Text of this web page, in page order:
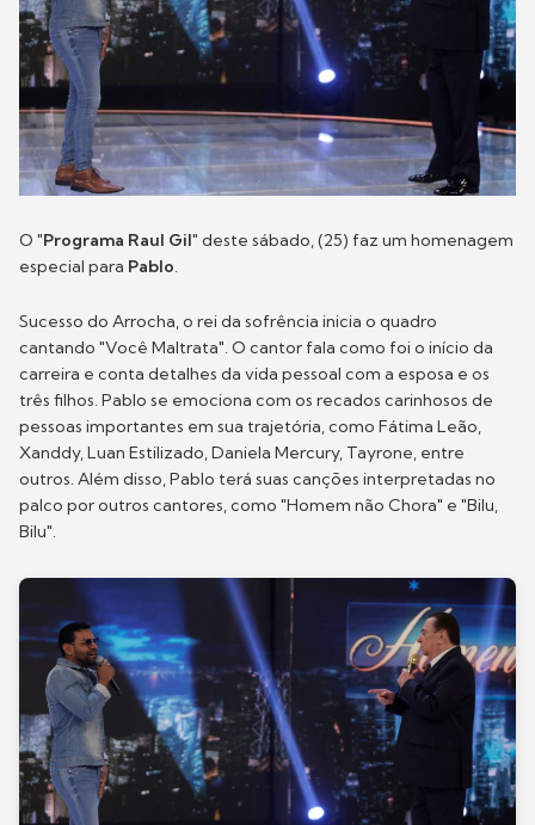
O "Programa Raul Gil" deste sábado, (25) faz um homenagem
especial para Pablo.
Sucesso do Arrocha, o rei da sofrência inicia o quadro
cantando "Você Maltrata". O cantor fala como foi o início da
carreira e conta detalhes da vida pessoal com a esposa e os
três filhos. Pablo se emociona com os recados carinhosos de
pessoas importantes em sua trajetória, como Fátima Leão,
Xanddy, Luan Estilizado, Daniela Mercury, Tayrone, entre
outros. Além disso, Pablo terá suas canções interpretadas no
palco por outros cantores, como "Homem não Chora" e "Bilu,
Bilu".